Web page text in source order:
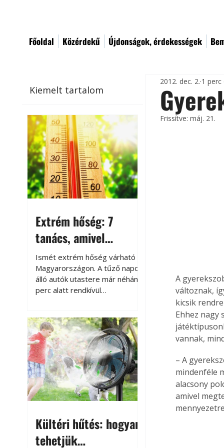
Főoldal Közérdekű Újdonságok, érdekességek
Kiemelt tartalom
Extrém hőség: 7
tanács, amivel
megóvhatjuk
autónkat a nyári
károktól
Ismét extrém hőség várható
Magyarországon. A tűző napon
álló autók utastere már néhány
perc alatt rendkívül
megközelítheti. Ez nemcsak a
beszállást teszi kellemetlenné,
hanem az autó állapotára és a
benne hagyott tárgyakra is
káros hatással lehet. Néhány
egyszerű óvintézkedéssel
azonban jelentősen
csökkenthetjük a hőség káros
Kültéri hűtés: hogyan
tehetjük
2012. dec. 2. 1 perc
Frissítve:máj. 21.
A
változnak,
kicsik
Ehhez nagy
vannak,
– A
mindenféle
alacsony
amivel